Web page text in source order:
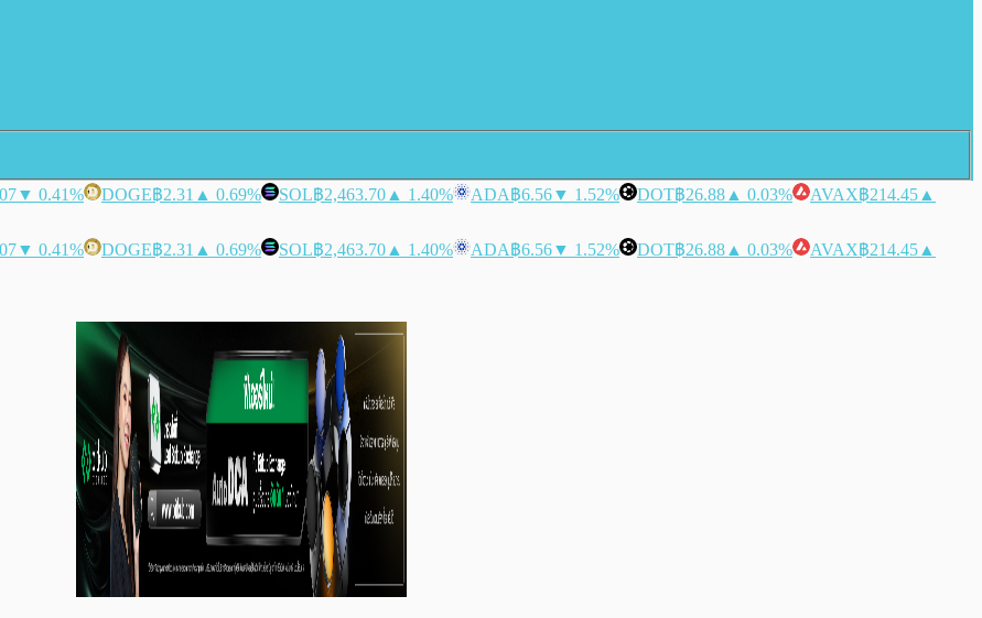
▼ 0.41% DOGE฿2.31 ▲ 0.69% SOL฿2,463.70 ▲ 1.40% ADA฿6.56▼ 1.52% DOT฿26.88 ▲ 0.03% AVAX฿214.45 ▲
▼ 0.41% DOGE฿2.31 ▲ 0.69% SOL฿2,463.70 ▲ 1.40% ADA฿6.56▼ 1.52% DOT฿26.88 ▲ 0.03% AVAX฿214.45 ▲